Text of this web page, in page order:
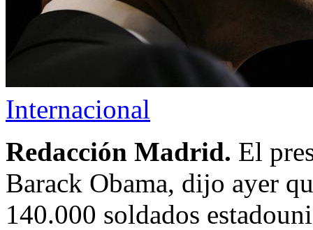
Internacional
Redacción Madrid. El
Barack Obama, dijo ayer
140.000 soldados